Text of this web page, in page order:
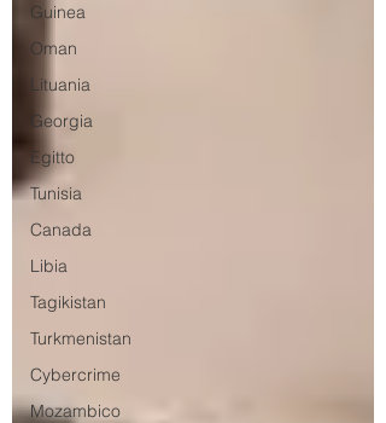
Guinea
Oman
Lituania
Georgia
Egitto
Tunisia
Canada
Libia
Tagikistan
Turkmenistan
Cybercrime
Mozambico